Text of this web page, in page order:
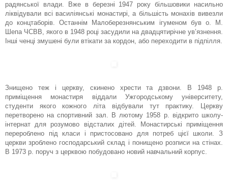
радянської влади. Вже в березні 1947 року більшовики насильно
ліквідували всі василіянські монастирі, а більшість монахів вивезли
до концтаборів. Останнім Малоберезнянським ігуменом був о. М.
Шепа ЧСВВ, якого в 1948 році засудили на двадцятирічне ув’язнення.
Інші ченці змушені були втікати за кордон, або переходити в підпілля.
Знищено теж і церкву, скинено хрести та дзвони. В 1948 р.
приміщення монастиря віддали Ужгородському університету,
студенти якого кожного літа відбували тут практику. Церкву
перетворено на спортивний зал. В лютому 1958 р. відкрито школу-
інтернат для розумово відсталих дітей. Монастирські приміщення
перероблено під класи і пристосовано для потреб цієї школи. З
церкви зроблено господарський склад і понищено розписи на стінах.
В 1973 р. поруч з церквою побудовано новий навчальний корпус.